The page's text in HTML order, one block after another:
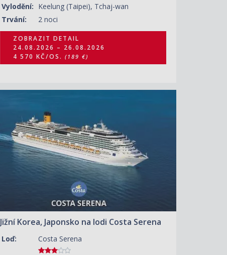
Vylodění: Keelung (Taipei), Tchaj-wan
Trvání:
2 noci
ZOBRAZIT DETAIL
24.08.2026 – 26.08.2026
4 570 KČ/OS. (189 €)
Jižní Korea, Japonsko na lodi Costa Serena
Loď: Costa Serena
6 510 KČ/OS.
(269 €)